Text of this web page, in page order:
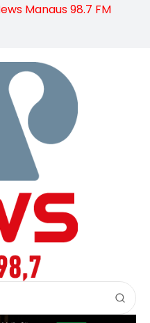
Manaus 98.7 FM